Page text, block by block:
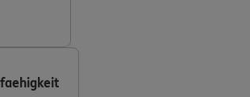
Blick Ihre Versicherungen bei ERGO,
Rechtsschutz und der DKV.